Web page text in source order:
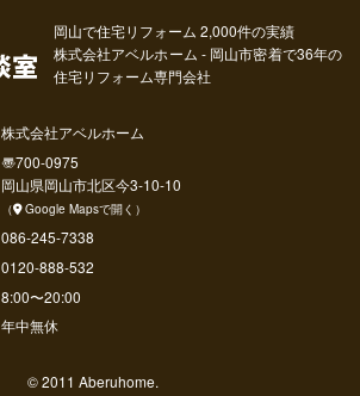
岡山で住宅リフォーム 2,000件の実績
株式会社アベルホーム - 岡山市密着で36年の
住宅リフォーム専門会社
株式会社アベルホーム
〠700-0975
岡山県岡山市北区今3-10-10
（ Google Mapsで開く ）
086-245-7338
0120-888-532
8:00〜20:00
年中無休
© 2011 Aberuhome.